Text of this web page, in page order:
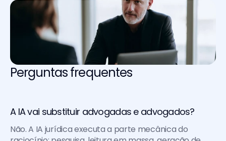
Perguntas frequentes
A IA vai substituir advogadas e advogados?
Não. A IA jurídica executa a parte mecânica do